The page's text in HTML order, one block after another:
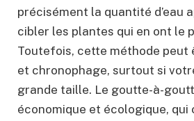
précisément la quantité d’eau
cibler les plantes qui en ont le
Toutefois, cette méthode peut
et chronophage, surtout si
grande taille. Le goutte-à-
économique et écologique, qui